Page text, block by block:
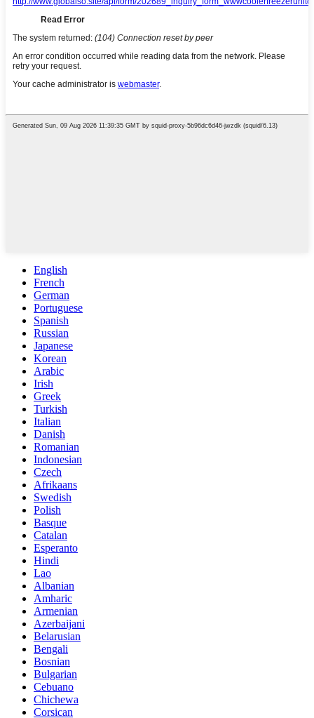
English
French
German
Portuguese
Spanish
Russian
Japanese
Korean
Arabic
Irish
Greek
Turkish
Italian
Danish
Romanian
Indonesian
Czech
Afrikaans
Swedish
Polish
Basque
Catalan
Esperanto
Hindi
Lao
Albanian
Amharic
Armenian
Azerbaijani
Belarusian
Bengali
Bosnian
Bulgarian
Cebuano
Chichewa
Corsican